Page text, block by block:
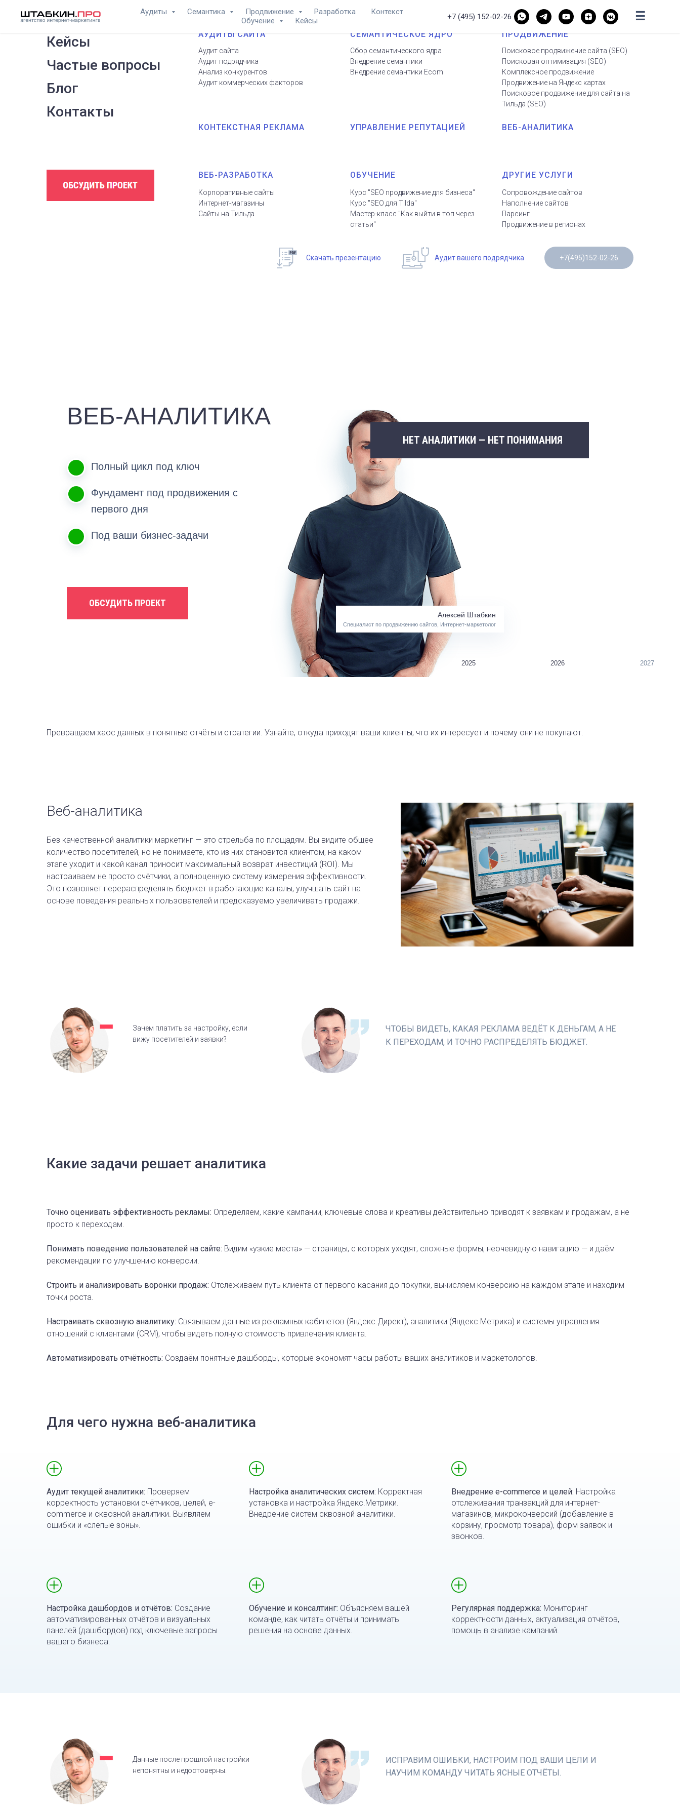
Аудиты Семантика Продвижение Разработка
Контекст
Обучение
Кейсы +7 (495) 152-02-26 ☰
Кейсы
Частые вопросы
Блог
Контакты
АУДИТЫ САЙТА
Аудит сайта
Аудит подрядчика
Анализ конкурентов
Аудит коммерческих факторов
СЕМАНТИЧЕСКОЕ ЯДРО
Сбор семантического ядра
Внедрение семантики
Внедрение семантики Ecom
ПРОДВИЖЕНИЕ
Поисковое продвижение сайта (SEO)
Поисковая оптимизация (SEO)
Комплексное продвижение
Продвижение на Яндекс картах
Поисковое продвижение для сайта на
Тильда (SEO)
КОНТЕКСТНАЯ РЕКЛАМА УПРАВЛЕНИЕ РЕПУТАЦИЕЙ ВЕБ-АНАЛИТИКА
ВЕБ-РАЗРАБОТКА
Корпоративные сайты
Интернет-магазины
Сайты на Тильда
ОБУЧЕНИЕ
Курс "SEO продвижение для бизнеса"
Курс "SEO для Tilda"
Мастер-класс "Как выйти в топ через
статьи"
ДРУГИЕ УСЛУГИ
Сопровождение сайтов
Наполнение сайтов
Парсинг
Продвижение в регионах
Скачать презентацию Аудит вашего подрядчика +7(495)152-02-26
ВЕБ-АНАЛИТИКА
Полный цикл под ключ
Фундамент под продвижения с
первого дня
Под ваши бизнес-задачи
ОБСУДИТЬ ПРОЕКТ
НЕТ АНАЛИТИКИ — НЕТ ПОНИМАНИЯ
Алексей Штабкин
Специалист по продвижению сайтов, Интернет-маркетолог
2025 2026 2027
Превращаем хаос данных в понятные отчёты и стратегии. Узнайте, откуда приходят ваши клиенты, что их интересует и почему они не покупают.
Веб-аналитика
Без качественной аналитики маркетинг — это стрельба по площадям. Вы видите общее
количество посетителей, но не понимаете, кто из них становится клиентом, на каком
этапе уходит и какой канал приносит максимальный возврат инвестиций (ROI). Мы
настраиваем не просто счётчики, а полноценную систему измерения эффективности.
Это позволяет перераспределять бюджет в работающие каналы, улучшать сайт на
основе поведения реальных пользователей и предсказуемо увеличивать продажи.
Зачем платить за настройку, если
вижу посетителей и заявки?
ЧТОБЫ ВИДЕТЬ, КАКАЯ РЕКЛАМА ВЕДЁТ К ДЕНЬГАМ, А НЕ
К ПЕРЕХОДАМ, И ТОЧНО РАСПРЕДЕЛЯТЬ БЮДЖЕТ.
Какие задачи решает аналитика
Точно оценивать эффективность рекламы: Определяем, какие кампании, ключевые слова и креативы действительно приводят к заявкам и продажам, а не
просто к переходам.
Понимать поведение пользователей на сайте: Видим «узкие места» — страницы, с которых уходят, сложные формы, неочевидную навигацию — и даём
рекомендации по улучшению конверсии.
Строить и анализировать воронки продаж: Отслеживаем путь клиента от первого касания до покупки, вычисляем конверсию на каждом этапе и находим
точки роста.
Настраивать сквозную аналитику: Связываем данные из рекламных кабинетов (Яндекс.Директ), аналитики (Яндекс.Метрика) и системы управления
отношений с клиентами (CRM), чтобы видеть полную стоимость привлечения клиента.
Автоматизировать отчётность: Создаём понятные дашборды, которые экономят часы работы ваших аналитиков и маркетологов.
Для чего нужна веб-аналитика
Аудит текущей аналитики: Проверяем
корректность установки счётчиков, целей, e-
commerce и сквозной аналитики. Выявляем
ошибки и «слепые зоны».
Настройка аналитических систем: Корректная
установка и настройка Яндекс.Метрики.
Внедрение систем сквозной аналитики.
Внедрение e-commerce и целей: Настройка
отслеживания транзакций для интернет-
магазинов, микроконверсий (добавление в
корзину, просмотр товара), форм заявок и
звонков.
Настройка дашбордов и отчётов: Создание
автоматизированных отчётов и визуальных
панелей (дашбордов) под ключевые запросы
вашего бизнеса.
Обучение и консалтинг: Объясняем вашей
команде, как читать отчёты и принимать
решения на основе данных.
Регулярная поддержка: Мониторинг
корректности данных, актуализация отчётов,
помощь в анализе кампаний.
Данные после прошлой настройки
непонятны и недостоверны.
ИСПРАВИМ ОШИБКИ, НАСТРОИМ ПОД ВАШИ ЦЕЛИ И
НАУЧИМ КОМАНДУ ЧИТАТЬ ЯСНЫЕ ОТЧЁТЫ.